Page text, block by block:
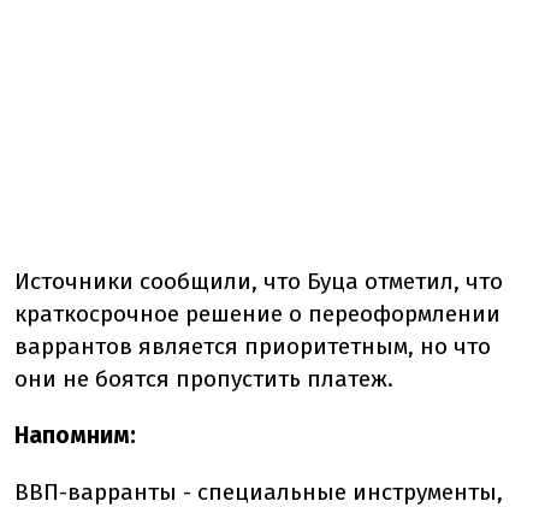
Источники сообщили, что Буца отметил, что
краткосрочное решение о переоформлении
варрантов является приоритетным, но что
они не боятся пропустить платеж.
Напомним:
ВВП-варранты - специальные инструменты,